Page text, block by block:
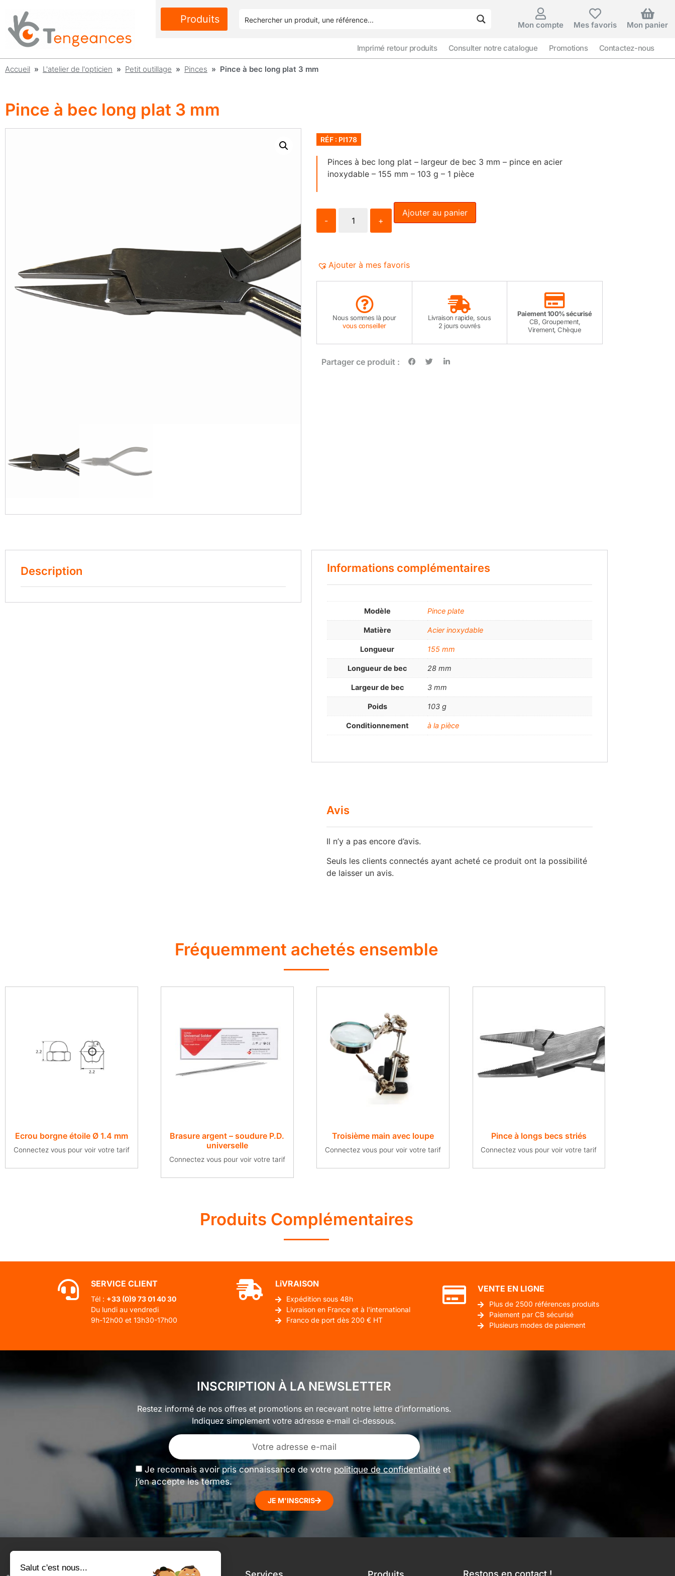
Produits Mon compte Mes favoris Mon panier
Imprimé retour produits Consulter notre catalogue Promotions Contactez-nous
Accueil » L'atelier de l'opticien » Petit outillage » Pinces » Pince à bec long plat 3 mm
Pince à bec long plat 3 mm
RÉF : PI178
Pinces à bec long plat – largeur de bec 3 mm – pince en acier
inoxydable – 155 mm – 103 g – 1 pièce
- +
Ajouter au panier
Ajouter à mes favoris
Nous sommes là pour
vous conseiller
Livraison rapide, sous
2 jours ouvrés
Paiement 100% sécurisé
CB, Groupement,
Virement, Chèque
Partager ce produit :
Description Informations complémentaires
Modèle Pince plate
Matière Acier inoxydable
Longueur 155 mm
Longueur de bec 28 mm
Largeur de bec 3 mm
Poids 103 g
Conditionnement à la pièce
Avis
Il n’y a pas encore d’avis.
Seuls les clients connectés ayant acheté ce produit ont la possibilité
de laisser un avis.
Fréquemment achetés ensemble
Ecrou borgne étoile Ø 1.4 mm
Connectez vous pour voir votre tarif
Brasure argent – soudure P.D.
universelle
Connectez vous pour voir votre tarif
Troisième main avec loupe
Connectez vous pour voir votre tarif
Pince à longs becs striés
Connectez vous pour voir votre tarif
Produits Complémentaires
SERVICE CLIENT
Tél : +33 (0)9 73 01 40 30
Du lundi au vendredi
9h-12h00 et 13h30-17h00
LiVRAISON
Expédition sous 48h
Livraison en France et à l'international
Franco de port dès 200 € HT
VENTE EN LIGNE
Plus de 2500 références produits
Paiement par CB sécurisé
Plusieurs modes de paiement
INSCRIPTION À LA NEWSLETTER
Restez informé de nos offres et promotions en recevant notre lettre d’informations.
Indiquez simplement votre adresse e-mail ci-dessous.
Je reconnais avoir pris connaissance de votre politique de confidentialité et
j’en accepte les termes.
JE M'INSCRIS
Restons en contact !
Salut c'est nous...